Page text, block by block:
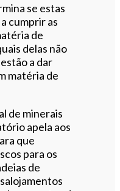
se estas
cumprir as
de
delas não
a dar
matéria de
de minerais
apela aos
que
para os
de